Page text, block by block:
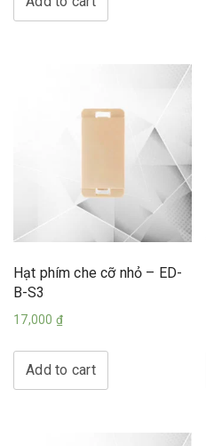
Hạt phím che cỡ nhỏ – ED-
B-S3
17,000 ₫
Add to cart